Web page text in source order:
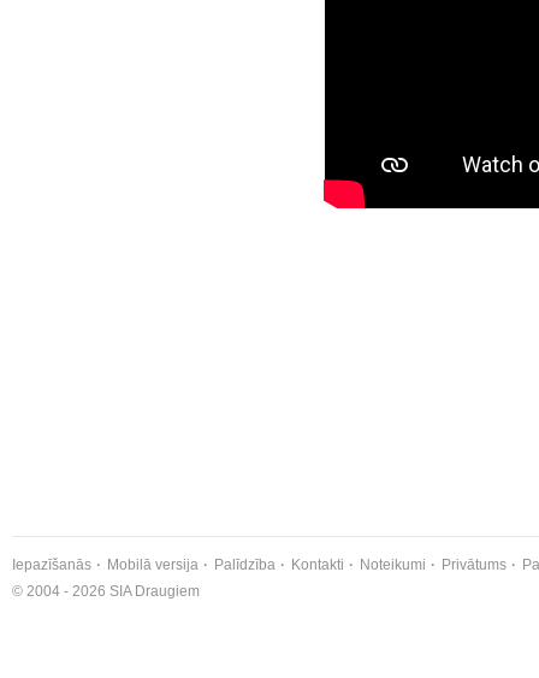
Iepazīšanās Mobilā versija Palīdzība Kontakti Noteikumi Privātums
© 2004 - 2026 SIA Draugiem